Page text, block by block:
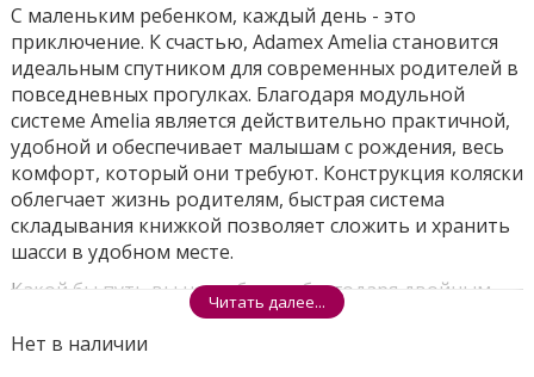
С маленьким ребенком, каждый день - это
приключение. К счастью, Adamex Amelia становится
идеальным спутником для современных родителей в
повседневных прогулках. Благодаря модульной
системе Amelia является действительно практичной,
удобной и обеспечивает малышам с рождения, весь
комфорт, который они требуют. Конструкция коляски
облегчает жизнь родителям, быстрая система
складывания книжкой позволяет сложить и хранить
шасси в удобном месте.
Какой бы путь вы не выбрали, благодаря двойным
амортизаторам и поворотным колесам Adamex
Amelia имеет плавный ход даже по неровной
Читать далее...
Нет в наличии